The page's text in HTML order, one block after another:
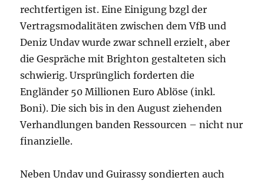
rechtfertigen ist. Eine Einigung bzgl der
Vertragsmodalitäten zwischen dem VfB und
Deniz Undav wurde zwar schnell erzielt, aber
die Gespräche mit Brighton gestalteten sich
schwierig. Ursprünglich forderten die
Engländer 50 Millionen Euro Ablöse (inkl.
Boni). Die sich bis in den August ziehenden
Verhandlungen banden Ressourcen – nicht nur
finanzielle.
Neben Undav und Guirassy sondierten auch